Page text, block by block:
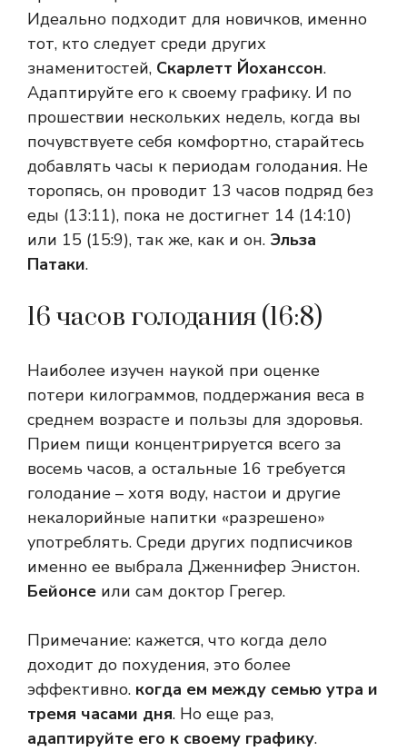
Идеально подходит для новичков, именно
тот, кто следует среди других
знаменитостей, Скарлетт Йоханссон.
Адаптируйте его к своему графику. И по
прошествии нескольких недель, когда вы
почувствуете себя комфортно, старайтесь
добавлять часы к периодам голодания. Не
торопясь, он проводит 13 часов подряд без
еды (13:11), пока не достигнет 14 (14:10)
или 15 (15:9), так же, как и он. Эльза
Патаки.
16 часов голодания (16:8)
Наиболее изучен наукой при оценке
потери килограммов, поддержания веса в
среднем возрасте и пользы для здоровья.
Прием пищи концентрируется всего за
восемь часов, а остальные 16 требуется
голодание – хотя воду, настои и другие
некалорийные напитки «разрешено»
употреблять. Среди других подписчиков
именно ее выбрала Дженнифер Энистон.
Бейонсе или сам доктор Грегер.
Примечание: кажется, что когда дело
доходит до похудения, это более
эффективно. когда ем между семью утра и
тремя часами дня. Но еще раз,
адаптируйте его к своему графику.